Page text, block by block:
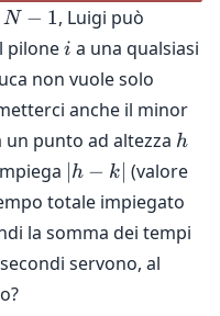
N − 1, Luigi può
pilonei
i a una qualsiasi
non vuole solo
anche il minor
punto ad altezza h
h
|h
-
∣h − k∣ (valore
totale impiegato
la somma dei tempi
servono, al